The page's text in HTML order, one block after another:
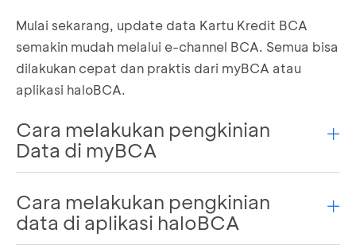
Mulai sekarang, update data Kartu Kredit BCA
semakin mudah melalui e-channel BCA. Semua bisa
dilakukan cepat dan praktis dari myBCA atau
aplikasi haloBCA.
Cara melakukan pengkinian
Data di myBCA
Login ke myBCA
Masuk ke pengaturan dipojok kanan atas
PilihInformasi Pribadikemudian pilih
Cara melakukan pengkinian
data di aplikasi haloBCA